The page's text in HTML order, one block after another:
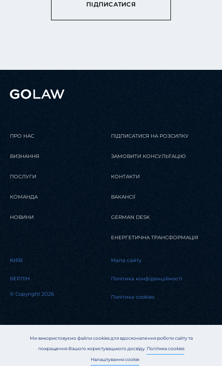
ПІДПИСАТИСЯ
Ми використовуємо файли cookies для вдосконалення роботи сайту та
покращення Вашого користувацького досвіду. Політика cookies
Налаштування cookie
ПРО НАС
ВИЗНАННЯ
ПОСЛУГИ
КОМАНДА
НОВИНИ
ПІДПИСАТИСЯ НА РОЗСИЛКУ
ЗАМОВИТИ КОНСУЛЬТАЦІЮ
КОНТАКТИ
ВАКАНСІЇ
GERMAN DESK
ЕНЕРГЕТИЧНА ТРАНСФОРМАЦІЯ
KИЇВ
БЕРЛІН
© Copyright 2026
Мапа сайту
Політика конфіденційності
Політика cookies